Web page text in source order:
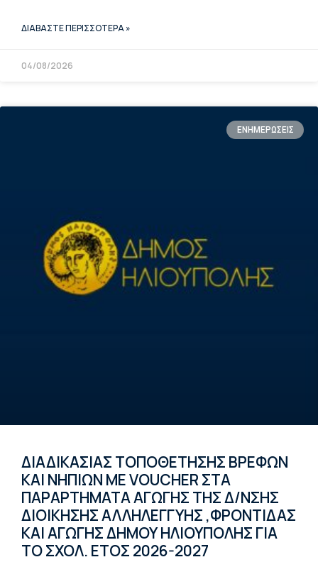
ΔΙΑΒΑΣΤΕ ΠΕΡΙΣΣΟΤΕΡΑ »
04/08/2026
ΕΝΗΜΕΡΩΣΕΙΣ
ΔΙΑΔΙΚΑΣΙΑΣ ΤΟΠΟΘΕΤΗΣΗΣ ΒΡΕΦΩΝ
ΚΑΙ ΝΗΠΙΩΝ ΜΕ VOUCHER ΣΤΑ
ΠΑΡΑΡΤΗΜΑΤΑ ΑΓΩΓΗΣ ΤΗΣ Δ/ΝΣΗΣ
ΔΙΟΙΚΗΣΗΣ ΑΛΛΗΛΕΓΓΥΗΣ ,ΦΡΟΝΤΙΔΑΣ
ΚΑΙ ΑΓΩΓΗΣ ΔΗΜΟΥ ΗΛΙΟΥΠΟΛΗΣ ΓΙΑ
ΤΟ ΣΧΟΛ. ΕΤΟΣ 2026-2027